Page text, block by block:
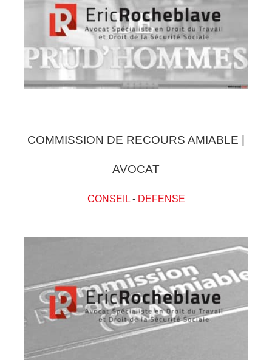
COMMISSION DE RECOURS AMIABLE |
AVOCAT
CONSEIL- DEFENSE